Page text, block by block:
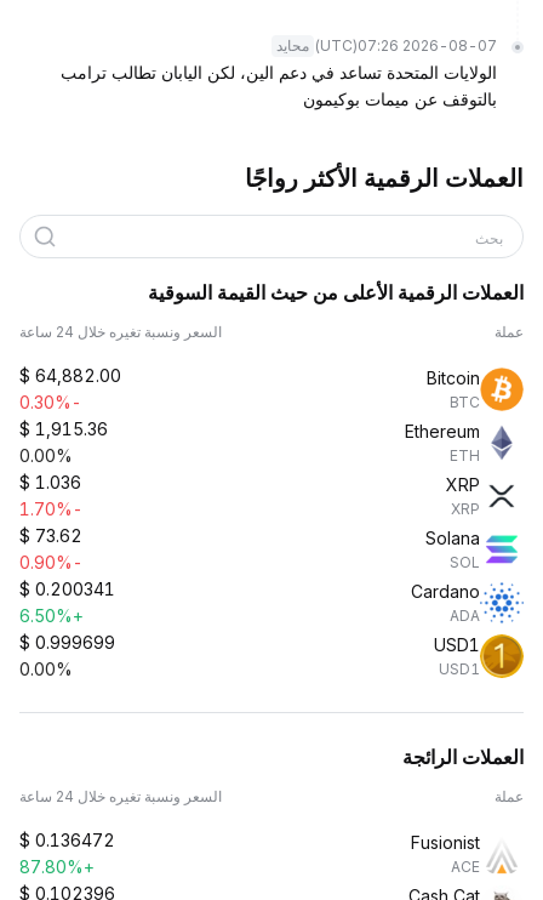
2026-08-07 07:26
(UTC) محايد
الولايات المتحدة تساعد في دعم الين، لكن اليابان تطالب ترامب
بالتوقف عن ميمات بوكيمون
العملات الرقمية الأكثر رواجًا
بحث
العملات الرقمية الأعلى من حيث القيمة السوقية
عملة السعر ونسبة تغيره خلال 24 ساعة
Bitcoin
BTC
$ 64,882.00
-0.30%
Ethereum
ETH
$ 1,915.36
0.00%
XRP
XRP
$ 1.036
-1.70%
Solana
SOL
$ 73.62
-0.90%
Cardano
ADA
$ 0.200341
+6.50%
USD1
USD1
$ 0.999699
0.00%
العملات الرائجة
عملة السعر ونسبة تغيره خلال 24 ساعة
Fusionist
ACE
$ 0.136472
+87.80%
Cash Cat
$ 0.102396